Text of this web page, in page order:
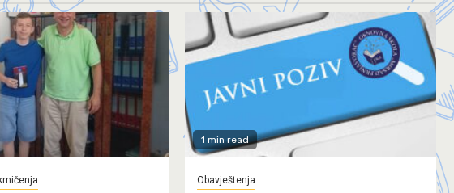
1 min read
Obavještenja